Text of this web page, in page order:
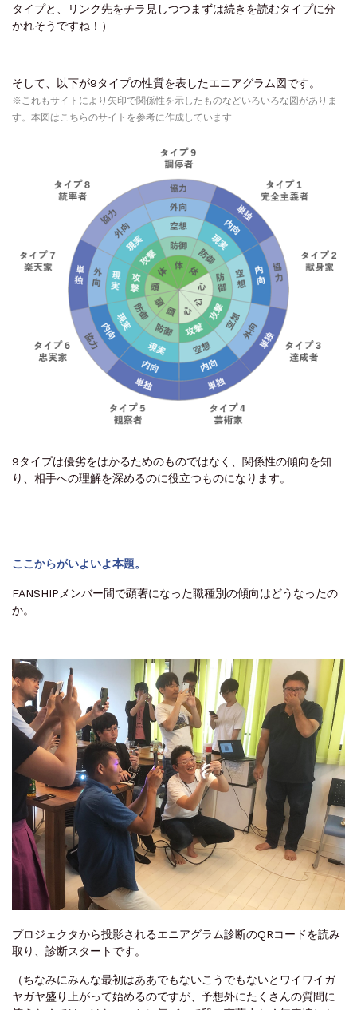
タイプと、リンク先をチラ見しつつまずは続きを読むタイプに分
かれそうですね！）
そして、以下が9タイプの性質を表したエニアグラム図です。
※これもサイトにより矢印で関係性を示したものなどいろいろな図がありま
す。本図はこちらのサイト を参考に作成しています
9タイプは優劣をはかるためのものではなく、関係性の傾向を知
り、相手への理解を深めるのに役立つものになります。
ここからがいよいよ本題。
FANSHIPメンバー間で顕著になった職種別の傾向はどうなったの
か。
プロジェクタから投影されるエニアグラム診断のQRコードを読み
取り、診断スタートです。
（ちなみにみんな最初はああでもないこうでもないとワイワイガ
ヤガヤ盛り上がって始めるのですが、予想外にたくさんの質問に